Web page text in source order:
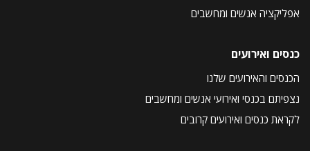
אפליקציה אנשים ומחשבים
כנסים ואירועים
הכנסים והאירועים שלנו
נצפיתם בכנסי ואירועי אנשים ומחשבים
לקראת כנסים ואירועים קרובים